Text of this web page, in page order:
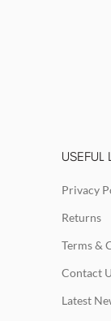
USEFUL
Privacy
Returns
Terms &
Contact
Latest